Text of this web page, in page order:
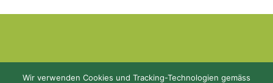
Wir verwenden Cookies und Tracking-Technologien gemäss